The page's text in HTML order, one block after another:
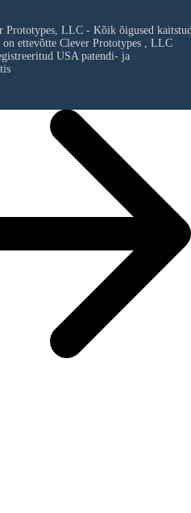
Prototypes, LLC - Kõik õigused
ettevõtte Clever Prototypes , LLC
USA patendi- ja